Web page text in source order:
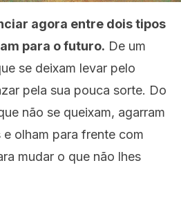
agora entre dois tipos
para o futuro. De um
se deixam levar pelo
pela sua pouca sorte. Do
não se queixam, agarram
olham para frente com
mudar o que não lhes